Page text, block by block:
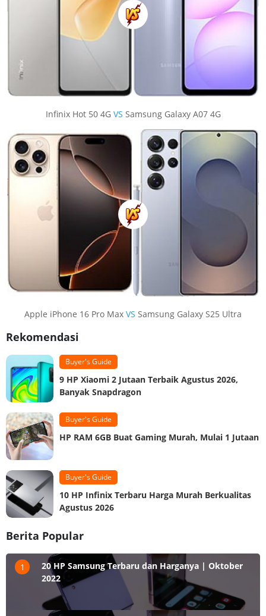
Infinix Hot 50 4G VS Samsung Galaxy A07 4G
Apple iPhone 16 Pro Max VS Samsung Galaxy S25 Ultra
Rekomendasi
Buyer's Guide
9 HP Xiaomi 2 Jutaan Terbaik Agustus 2026,
Banyak Snapdragon
Buyer's Guide
HP RAM 6GB Buat Gaming Murah, Mulai 1 Jutaan
Buyer's Guide
10 HP Infinix Terbaru Harga Murah Berkualitas
Agustus 2026
Berita Popular
1
20 HP Samsung Terbaru dan Harganya | Oktober
2022